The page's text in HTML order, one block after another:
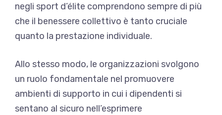
negli sport d’élite comprendono sempre di più
che il benessere collettivo è tanto cruciale
quanto la prestazione individuale.
Allo stesso modo, le organizzazioni svolgono
un ruolo fondamentale nel promuovere
ambienti di supporto in cui i dipendenti si
sentano al sicuro nell’esprimere